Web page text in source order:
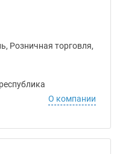
Розничная торговля,
О компании